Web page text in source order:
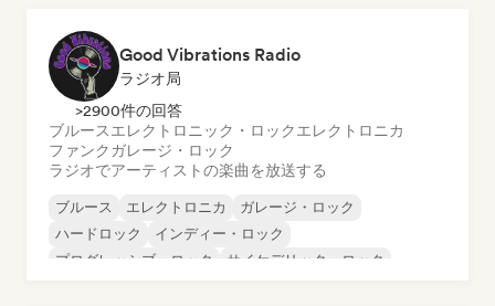
Good Vibrations Radio
ラジオ局
>2900件の回答
ブルースエレクトロニック・ロックエレクトロニカ
ファンクガレージ・ロック
ラジオでアーティストの楽曲を放送する
ブルース エレクトロニカ
ガレージ・ロック
ハードロック
インディー・ロック
プログレッシブ・ロック
サイケデリック・ロック